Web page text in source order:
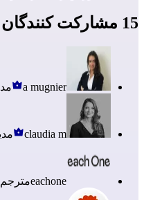
15 مشارکت کنندگان بسیج شده
a mugnier
claudia m
eachoneمترجم